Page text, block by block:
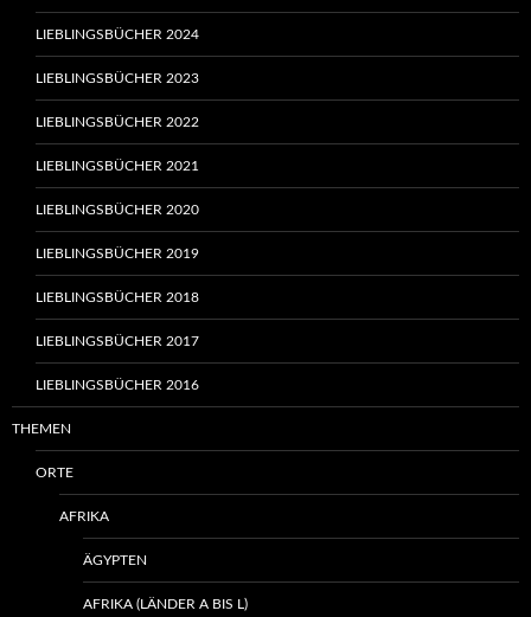
LIEBLINGSBÜCHER 2024
LIEBLINGSBÜCHER 2023
LIEBLINGSBÜCHER 2022
LIEBLINGSBÜCHER 2021
LIEBLINGSBÜCHER 2020
LIEBLINGSBÜCHER 2019
LIEBLINGSBÜCHER 2018
LIEBLINGSBÜCHER 2017
LIEBLINGSBÜCHER 2016
THEMEN
ORTE
AFRIKA
ÄGYPTEN
AFRIKA (LÄNDER A BIS L)